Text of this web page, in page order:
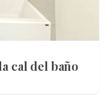
cal del baño